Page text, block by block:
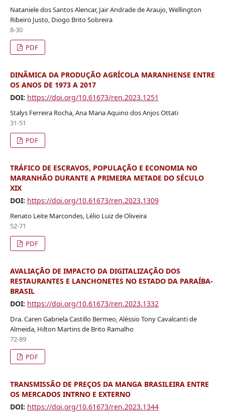
Nataniele dos Santos Alencar, Jair Andrade de Araujo, Wellington
Ribeiro Justo, Diogo Brito Sobreira
8-30
PDF
DINÂMICA DA PRODUÇÃO AGRÍCOLA MARANHENSE ENTRE
OS ANOS DE 1973 A 2017
DOI: https://doi.org/10.61673/ren.2023.1251
Stalys Ferreira Rocha, Ana Maria Aquino dos Anjos Ottati
31-51
PDF
TRÁFICO DE ESCRAVOS, POPULAÇÃO E ECONOMIA NO
MARANHÃO DURANTE A PRIMEIRA METADE DO SÉCULO
XIX
DOI: https://doi.org/10.61673/ren.2023.1309
Renato Leite Marcondes, Lélio Luiz de Oliveira
52-71
PDF
AVALIAÇÃO DE IMPACTO DA DIGITALIZAÇÃO DOS
RESTAURANTES E LANCHONETES NO ESTADO DA PARAÍBA-
BRASIL
DOI: https://doi.org/10.61673/ren.2023.1332
Dra. Caren Gabriela Castillo Bermeo, Aléssio Tony Cavalcanti de
Almeida, Hilton Martins de Brito Ramalho
72-89
PDF
TRANSMISSÃO DE PREÇOS DA MANGA BRASILEIRA ENTRE
OS MERCADOS INTRNO E EXTERNO
DOI: https://doi.org/10.61673/ren.2023.1344